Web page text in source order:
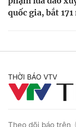
quốc gia, bắt
THỜI BÁO VTV
Theo dõi báo trên